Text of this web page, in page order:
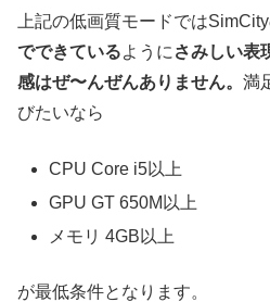
上記の低画質モードでは
でできているように さみしい表
感はぜ〜んぜんありません。 満
びたいなら
CPU Core i5以上
GPU GT 650M以上
メモリ 4GB以上
が最低条件となります。